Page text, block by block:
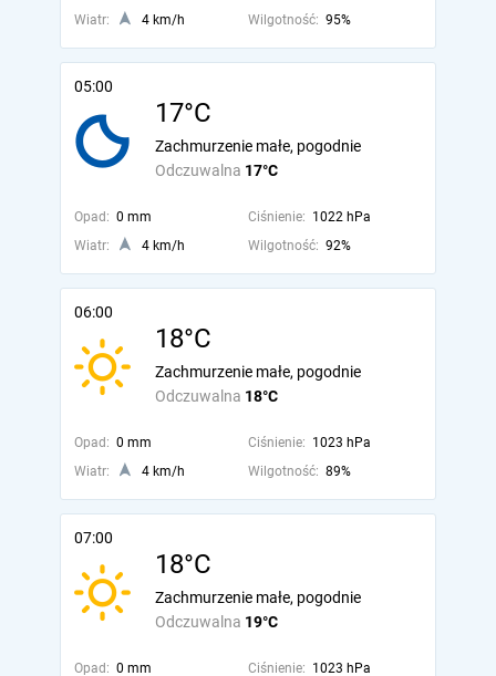
Wiatr:
4 km/h Wilgotność: 95%
05:00
17°C
Odczuwalna 17°C
Zachmurzenie małe, pogodnie
Opad: 0 mm Ciśnienie: 1022 hPa
Wiatr:
4 km/h Wilgotność: 92%
06:00
18°C
Odczuwalna 18°C
Zachmurzenie małe, pogodnie
Opad: 0 mm Ciśnienie: 1023 hPa
Wiatr:
4 km/h Wilgotność: 89%
07:00
18°C
Odczuwalna 19°C
Zachmurzenie małe, pogodnie
Opad: 0 mm Ciśnienie: 1023 hPa